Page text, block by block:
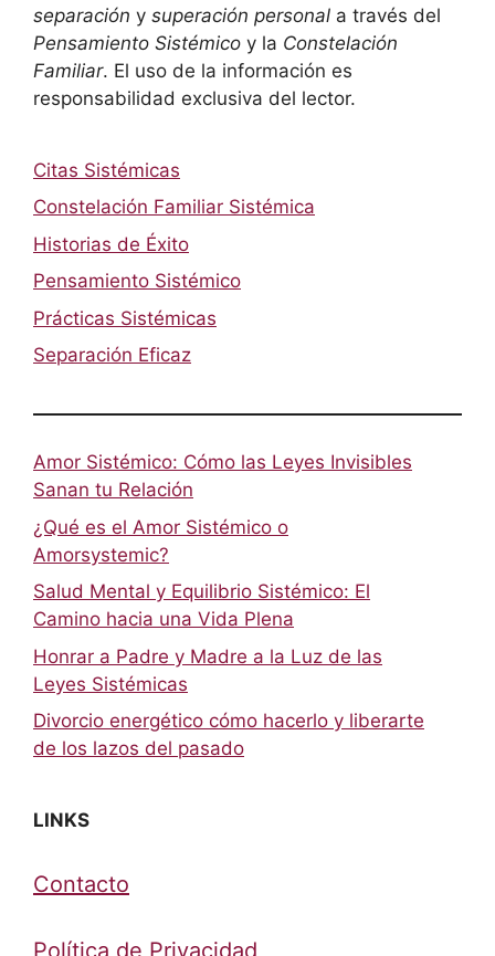
separación y superación personal a través del
Pensamiento Sistémico y la Constelación
Familiar. El uso de la información es
responsabilidad exclusiva del lector.
Citas Sistémicas
Constelación Familiar Sistémica
Historias de Éxito
Pensamiento Sistémico
Prácticas Sistémicas
Separación Eficaz
Amor Sistémico: Cómo las Leyes Invisibles
Sanan tu Relación
¿Qué es el Amor Sistémico o
Amorsystemic?
Salud Mental y Equilibrio Sistémico: El
Camino hacia una Vida Plena
Honrar a Padre y Madre a la Luz de las
Leyes Sistémicas
Divorcio energético cómo hacerlo y liberarte
de los lazos del pasado
LINKS
Contacto
Política de Privacidad